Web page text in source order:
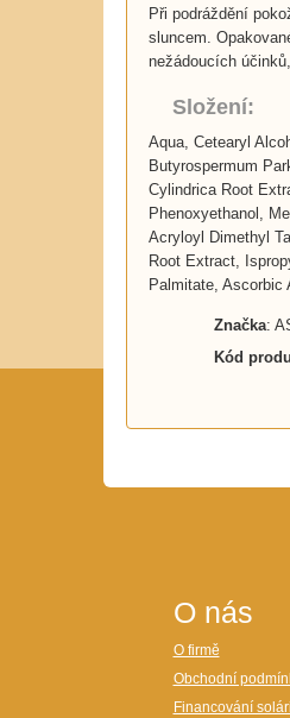
Při podráždění
sluncem.
nežádoucích
Složení:
Aqua, Cetearyl
Butyrospermum
Cylindrica Root
Phenoxyethanol,
Acryloyl Dimethyl
Root Extract,
Palmitate, Ascorbic
Značka:
Kód
O nás
O firmě
Obchodní
Financování